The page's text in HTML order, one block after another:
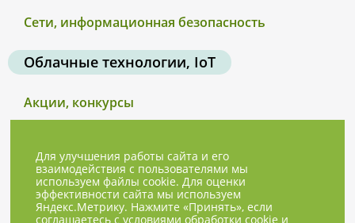
Сети, информационная безопасность
Облачные технологии, IoT
Акции, конкурсы
Для улучшения работы сайта и его
взаимодействия с пользователями мы
используем файлы cookie. Для оценки
эффективности сайта мы используем
Яндекс.Метрику. Нажмите «Принять», если
соглашаетесь с условиями обработки cookie и